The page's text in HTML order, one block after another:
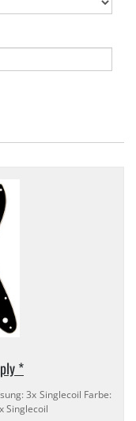
*
3x Singlecoil Farbe:
Singlecoil